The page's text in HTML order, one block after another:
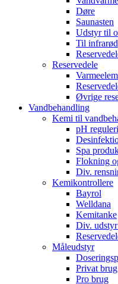
Døre
Saunasten
Udstyr til
Til infrarød
Reservedele
Øvrige
Vandbehandling
Kemi til
pH
Spa
Flokning
Div.
Kemikontrollere
Bayrol
Welldana
Kemitanke
Div.
Måleudstyr
Privat brug
Pro brug